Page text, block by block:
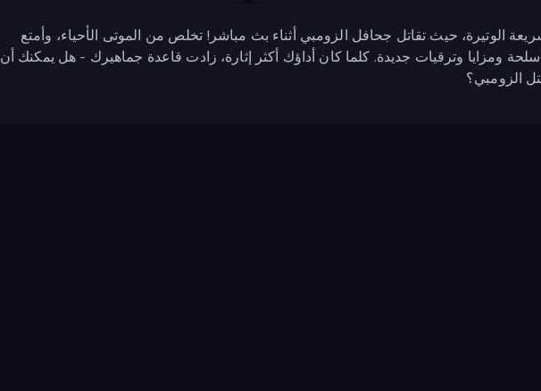
الوتيرة، حيث تقاتل جحافل الزومبي أثناء بث مباشر! تخلص من الموتى الأحياء، وأمتع
ومزايا وترقيات جديدة. كلما كان أداؤك أكثر إثارة، زادت قاعدة جماهيرك - هل يمكنك أن
الزومبي؟